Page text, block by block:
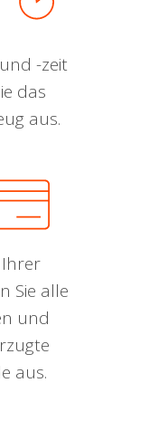
-zeit
das
aus.
Sie alle
und
aus.